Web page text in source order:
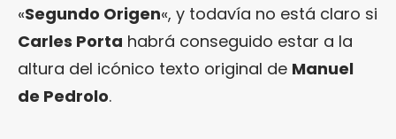
«Segundo Origen«, y todavía no está claro si
Carles Porta habrá conseguido estar a la
altura del icónico texto original de Manuel
de Pedrolo.